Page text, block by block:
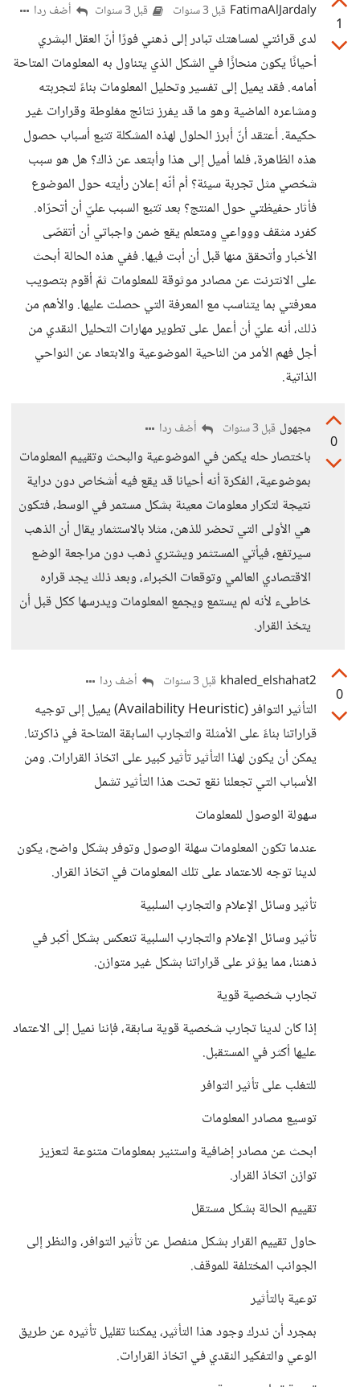
1
FatimaAlJardaly قبل 3 سنوات قبل 3 سنوات أضف ردا
لدى قرائتي لمساهتك تبادر إلى ذهني فورًا أنّ العقل البشري
أحيانًا يكون منحازًا في الشكل الذي يتناول به المعلومات المتاحة
أمامه. فقد يميل إلى تفسير وتحليل المعلومات بناءً لتجربته
ومشاعره الماضية وهو ما قد يفرز نتائج مغلوطة وقرارات غير
حكيمة. أعتقد أنّ أبرز الحلول لهذه المشكلة تتبع أسباب حصول
هذه الظاهرة، فلما أميل إلى هذا وأبتعد عن ذاك؟ هل هو سبب
شخصي مثل تجربة سيئة؟ أم أنّه إعلان رأيته حول الموضوع
فأثار حفيظتي حول المنتج؟ بعد تتبع السبب عليّ أن أتحرّاه.
كفرد مثقف ووواعي ومتعلم يقع ضمن واجباتي أن أتقصّى
الأخبار وأتحقق منها قبل أن أبت فيها. ففي هذه الحالة أبحث
على الانترنت عن مصادر موثوقة للمعلومات ثمّ أقوم بتصويب
معرفتي بما يتناسب مع المعرفة التي حصلت عليها. والأهم من
ذلك، أنه عليّ أن أعمل على تطوير مهارات التحليل النقدي من
أجل فهم الأمر من الناحية الموضوعية والابتعاد عن النواحي
الذاتية.
0
مجهول قبل 3 سنوات أضف ردا
باختصار حله يكمن في الموضوعية والبحث وتقييم المعلومات
بموضوعية، الفكرة أنه أحيانا قد يقع فيه أشخاص دون دراية
نتيجة لتكرار معلومات معينة بشكل مستمر في الوسط، فتكون
هي الأولى التي تحضر للذهن، مثلا بالاستثمار يقال أن الذهب
سيرتفع، فيأتي المستثمر ويشتري ذهب دون مراجعة الوضع
الاقتصادي العالمي وتوقعات الخبراء، وبعد ذلك يجد قراره
خاطىء لأنه لم يستمع ويجمع المعلومات ويدرسها ككل قبل أن
يتخذ القرار.
0
khaled_elshahat2 قبل 3 سنوات أضف ردا
التأثير التوافر (Availability Heuristic) يميل إلى توجيه
قراراتنا بناءً على الأمثلة والتجارب السابقة المتاحة في ذاكرتنا.
يمكن أن يكون لهذا التأثير تأثير كبير على اتخاذ القرارات. ومن
الأسباب التي تجعلنا نقع تحت هذا التأثير تشمل
سهولة الوصول للمعلومات
عندما تكون المعلومات سهلة الوصول وتوفر بشكل واضح، يكون
لدينا توجه للاعتماد على تلك المعلومات في اتخاذ القرار.
تأثير وسائل الإعلام والتجارب السلبية
تأثير وسائل الإعلام والتجارب السلبية تنعكس بشكل أكبر في
ذهننا، مما يؤثر على قراراتنا بشكل غير متوازن.
تجارب شخصية قوية
إذا كان لدينا تجارب شخصية قوية سابقة، فإننا نميل إلى الاعتماد
عليها أكثر في المستقبل.
للتغلب على تأثير التوافر
توسيع مصادر المعلومات
ابحث عن مصادر إضافية واستنير بمعلومات متنوعة لتعزيز
توازن اتخاذ القرار.
تقييم الحالة بشكل مستقل
حاول تقييم القرار بشكل منفصل عن تأثير التوافر، والنظر إلى
الجوانب المختلفة للموقف.
توعية بالتأثير
بمجرد أن ندرك وجود هذا التأثير، يمكننا تقليل تأثيره عن طريق
الوعي والتفكير النقدي في اتخاذ القرارات.